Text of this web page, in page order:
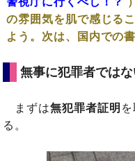
の雰囲気を肌で感じる
よう。次は、国内での
無事に犯罪者では
まずは無犯罪者証明 を
る。